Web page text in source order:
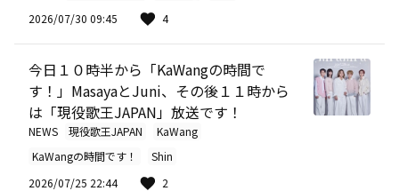
2026/07/30 09:45
4
今日１０時半から「KaWangの時間で
す！」MasayaとJuni、その後１１時から
は「現役歌王JAPAN」放送です！
NEWS 現役歌王JAPAN
KaWang
KaWangの時間です！
Shin
2026/07/25 22:44
2